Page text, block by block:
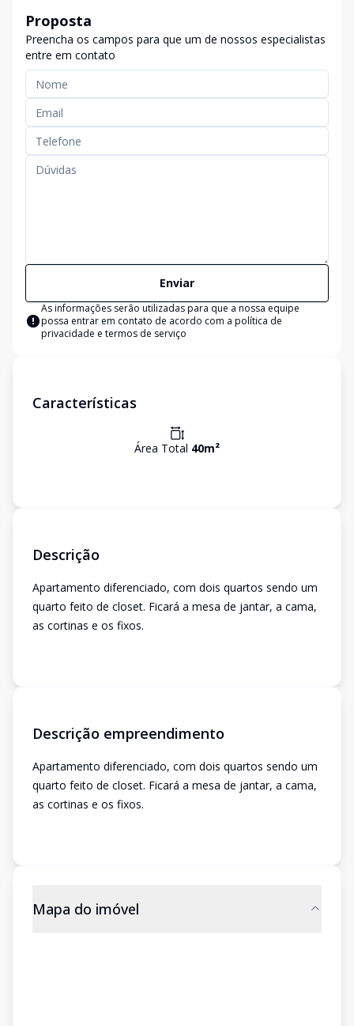
Proposta
Preencha os campos para que um de nossos especialistas
entre em contato
Enviar
As informações serão utilizadas para que a nossa equipe
possa entrar em contato de acordo com a política de
privacidade e termos de serviço
Características
Área Total 40m²
Descrição
Apartamento diferenciado, com dois quartos sendo um
quarto feito de closet. Ficará a mesa de jantar, a cama,
as cortinas e os fixos.
Descrição empreendimento
Apartamento diferenciado, com dois quartos sendo um
quarto feito de closet. Ficará a mesa de jantar, a cama,
as cortinas e os fixos.
Mapa do imóvel